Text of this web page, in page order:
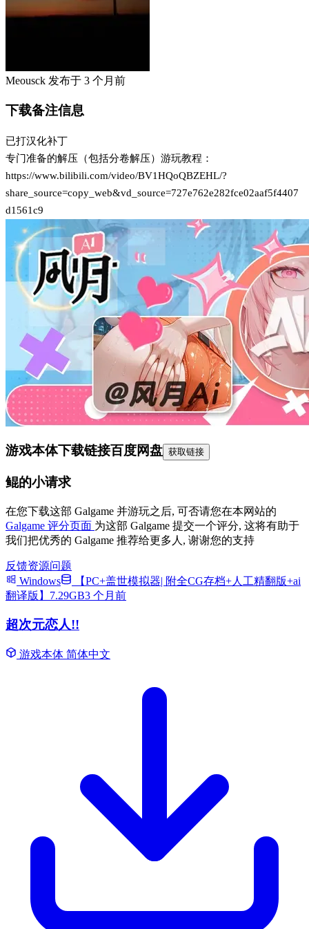
Meousck 发布于 3 个月前
下载备注信息
已打汉化补丁
专门准备的解压（包括分卷解压）游玩教程：
https://www.bilibili.com/video/BV1HQoQBZEHL/?
share_source=copy_web&vd_source=727e762e282fce02aaf5f4407
d1561c9
游戏本体下载链接百度网盘 获取链接
鲲的小请求
在您下载这部 Galgame 并游玩之后, 可否请您在本网站的
Galgame 评分页面 为这部 Galgame 提交一个评分, 这将有助于
我们把优秀的 Galgame 推荐给更多人, 谢谢您的支持
反馈资源问题
Windows
【PC+盖世模拟器| 附全CG存档+人工精翻版+ai
翻译版】7.29GB3 个月前
超次元恋人!!
游戏本体 简体中文